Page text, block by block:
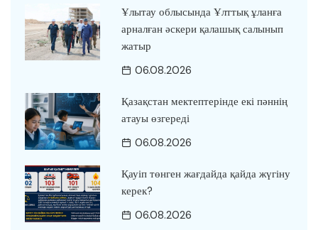
Ұлытау облысында Ұлттық ұланға
арналған әскери қалашық салынып
жатыр
06.08.2026
Қазақстан мектептерінде екі пәннің
атауы өзгереді
06.08.2026
Қауіп төнген жағдайда қайда жүгіну
керек?
06.08.2026